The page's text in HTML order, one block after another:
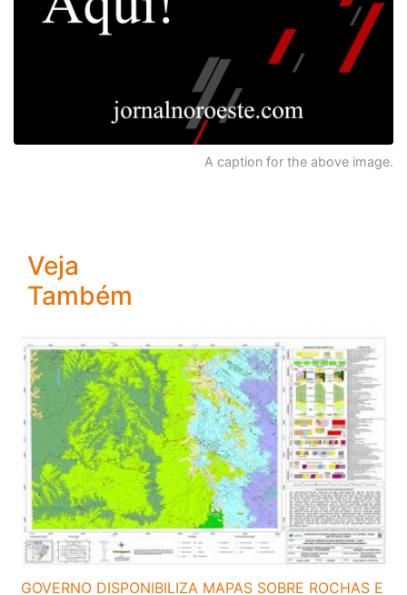
A caption for the above image.
Veja
Também
GOVERNO DISPONIBILIZA MAPAS SOBRE ROCHAS E